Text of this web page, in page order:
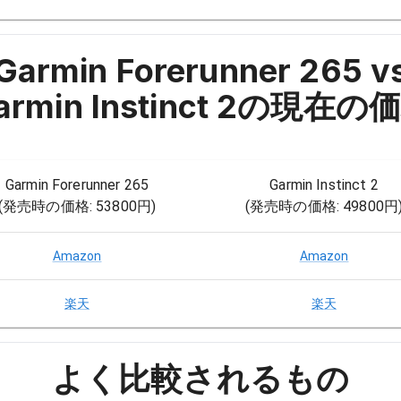
Forerunner 265
Instinct 2の現在の
Garmin Forerunner 265
発売時の価格: 53800円)
Garmin Instinct 2
(発売時の価格: 49800円
Amazon Amazon
楽天 楽天
よく比較されるもの